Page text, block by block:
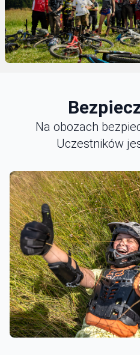
Na obozach
Uczestników